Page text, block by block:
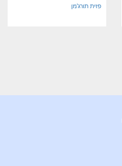
פזית תורג'מן